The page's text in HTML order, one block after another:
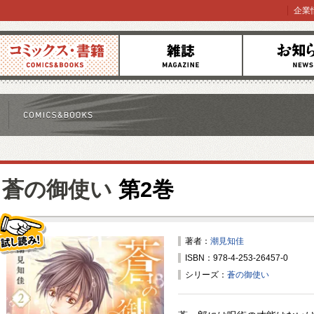
ミックス 雑誌 お知らせ
企業
蒼の御使い 第2巻
著者： 潮見知佳
ISBN：978-4-253-26457-0
シリーズ： 蒼の御使い
読み！